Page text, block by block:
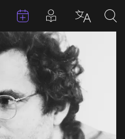
TermineBeiträge in